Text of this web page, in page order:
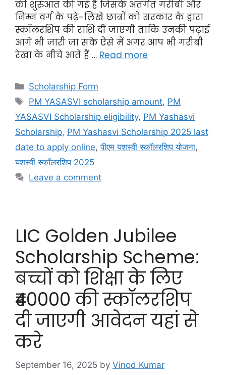
की शुरुआत की गई है जिसके अंतर्गत गरीबी और
निम्न वर्ग के पढ़े-लिखे छात्रों को सरकार के द्वारा
स्कॉलरशिप की राशि दी जाएगी ताकि उनकी पढ़ाई
आगे भी जारी जा सके ऐसे में अगर आप भी गरीबी
रेखा के नीचे आते हैं … Read more
Scholarship Form
PM YASASVI scholarship amount, PM
YASASVI Scholarship eligibility, PM Yashasvi
Scholarship, PM Yashasvi Scholarship 2025 last
date to apply online,पीएम यशस्वी स्कॉलरशिप योजना,
यशस्वी स्कॉलरशिप 2025
Leave a comment
LIC Golden Jubilee
Scholarship Scheme:
बच्चों को शिक्षा के लिए
₹40000 की स्कॉलरशिप
दी जाएगी आवेदन यहां से
करे
September 16, 2025 by Vinod Kumar